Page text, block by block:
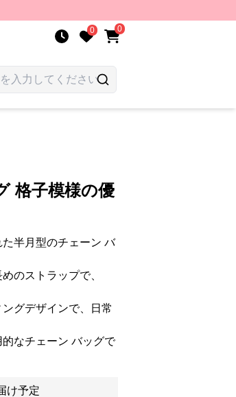
0 0
格子模様の優
半月型のチェーン バ
のストラップで、
グデザインで、日常
なチェーン バッグで
け予定